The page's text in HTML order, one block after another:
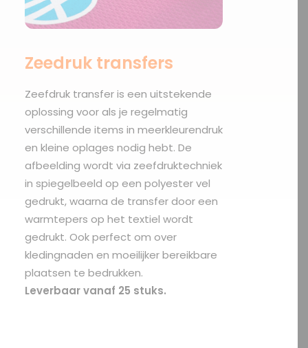
Zeedruk transfers
Zeefdruk transfer is een uitstekende
oplossing voor als je regelmatig
verschillende items in meerkleurendruk
en kleine oplages nodig hebt. De
afbeelding wordt via zeefdruktechniek
in spiegelbeeld op een polyester vel
gedrukt, waarna de transfer door een
warmtepers op het textiel wordt
gedrukt. Ook perfect om over
kledingnaden en moeilijker bereikbare
plaatsen te bedrukken.
Leverbaar vanaf 25 stuks.